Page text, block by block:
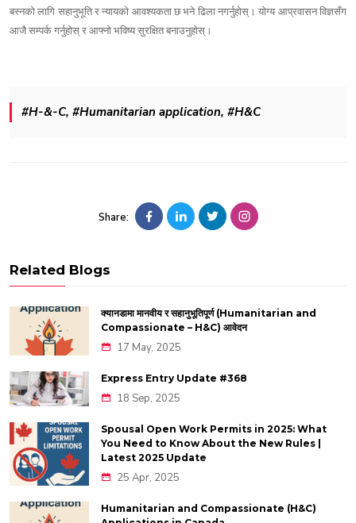
बस्नको लागि सहानुभूति र न्यायको आवश्यकता छ भने ढिला नगर्नुहोस्। योग्य आप्रवासन विज्ञसँग
आजै सम्पर्क गर्नुहोस् र आफ्नो भविष्य सुरक्षित बनाउनुहोस्।
#H-&-C, #Humanitarian application, #H&C
Share:
Related Blogs
क्यानडामा मानवीय र सहानुभूतिपूर्ण (Humanitarian and
Compassionate – H&C) आवेदन
17 May, 2025
Express Entry Update #368
18 Sep, 2025
Spousal Open Work Permits in 2025: What
You Need to Know About the New Rules |
Latest 2025 Update
25 Apr, 2025
Humanitarian and Compassionate (H&C)